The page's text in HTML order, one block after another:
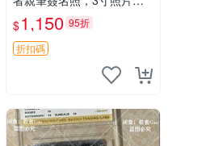
原裝卡磚。收藏級面簽照，
適合藝術愛好者收藏與展
示。 3寸 簽名 照片
$1,150 95折
折扣碼